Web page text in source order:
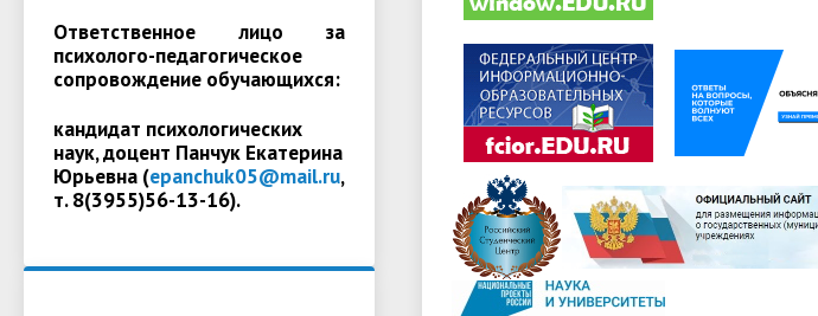
Ответственное лицо за
психолого-педагогическое
сопровождение обучающихся:
кандидат психологических
наук, доцент Панчук Екатерина
Юрьевна (epanchuk05@mail.ru,
т. 8(3955)56-13-16).